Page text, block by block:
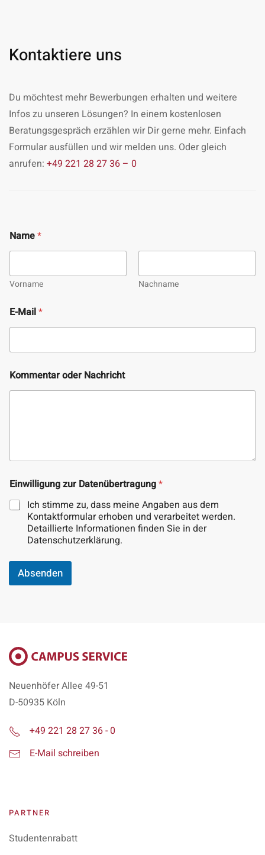
Kontaktiere uns
Du möchtest mehr Bewerbungen erhalten und weitere
Infos zu unseren Lösungen? In einem kostenlosen
Beratungsgespräch erzählen wir Dir gerne mehr. Einfach
Formular ausfüllen und wir melden uns. Oder gleich
anrufen: +49 221 28 27 36 – 0
Name*
Vorname Nachname
E-Mail*
-
M
i
l
l
i
Kommentar oder Nachricht
Einwilligung zur Datenübertragung*
Ich stimme zu, dass meine Angaben aus dem
Kontaktformular erhoben und verarbeitet werden.
Detaillierte Informationen finden Sie in der
Datenschutzerklärung.
Absenden
Neuenhöfer Allee 49-51
D-50935 Köln
+49 221 28 27 36 - 0
E-Mail schreiben
PARTNER
Studentenrabatt